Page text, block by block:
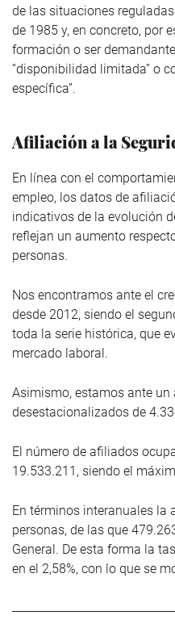
de las situaciones
de 1985 y, en concreto, por
formación o ser
“disponibilidad limitada” o
específica”.
Afiliación a la
En línea con el
empleo, los datos de
indicativos de la evolución
reflejan un aumento
personas.
Nos encontramos ante el
desde 2012, siendo el
toda la serie histórica, que
mercado laboral.
Asimismo, estamos ante
desestacionalizados de
El número de afiliados
19.533.211, siendo el
En términos interanuales la
personas, de las que
General. De esta forma la
en el 2,58%, con lo que se